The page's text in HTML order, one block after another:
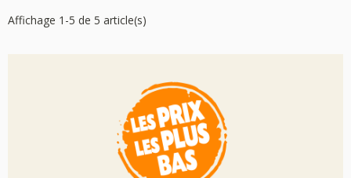
Affichage 1-5 de 5 article(s)